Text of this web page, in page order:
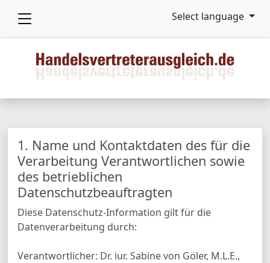
Select language
1. Name und Kontaktdaten des für die
Verarbeitung Verantwortlichen sowie
des betrieblichen
Datenschutzbeauftragten
Diese Datenschutz-Information gilt für die
Datenverarbeitung durch:
Verantwortlicher: Dr. iur. Sabine von Göler, M.L.E.,